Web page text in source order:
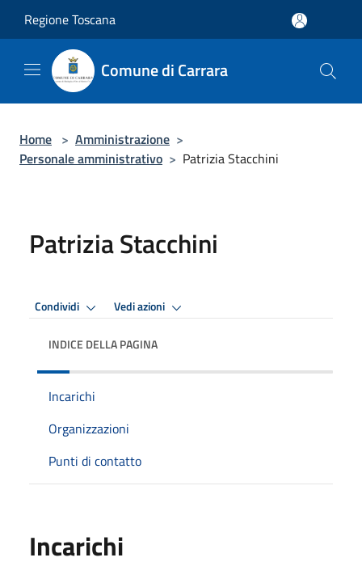
Regione Toscana
Comune di Carrara
Home > Amministrazione >
Personale amministrativo > Patrizia Stacchini
Patrizia Stacchini
Condividi Vedi azioni
INDICE DELLA PAGINA
Incarichi
Organizzazioni
Punti di contatto
Incarichi